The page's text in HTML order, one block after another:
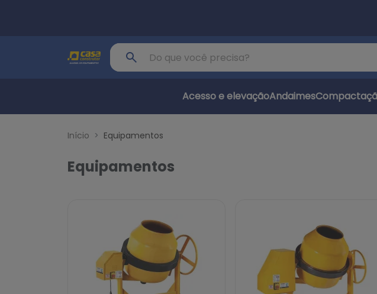
Buscar produtos
Acesso e elevaçãoAndaimes
Início Equipamentos
Equipamentos